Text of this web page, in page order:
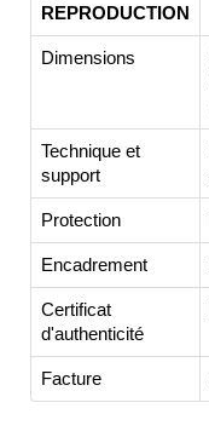
REPRODUCTION
Dimensions
Technique et
support
Protection
Encadrement
Certificat
d'authenticité
Facture